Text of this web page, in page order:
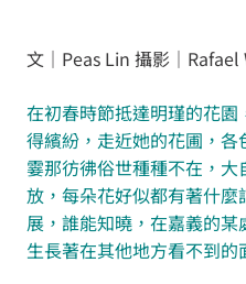
文｜Peas Lin 攝影｜Rafael
在初春時節抵達明瑾的花
得繽紛，走近她的花圃，
霎那彷彿俗世種種不在，
放，每朵花好似都有著什
展，誰能知曉，在嘉義的
生長著在其他地方看不到的